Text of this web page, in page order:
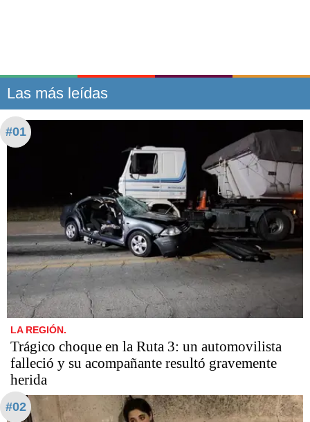
Las más leídas
#01
LA REGIÓN.
Trágico choque en la Ruta 3: un automovilista
falleció y su acompañante resultó gravemente
herida
#02